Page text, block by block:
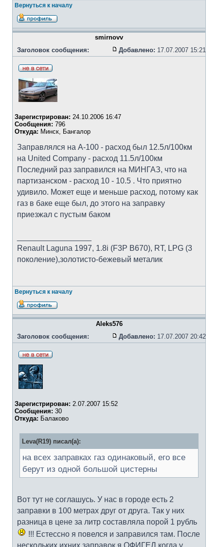
Вернуться к началу
smirnovv
Заголовок сообщения:
Добавлено: 17.07.2007 15:21
Зарегистрирован: 24.10.2006 16:47
Сообщения: 796
Откуда: Минск, Бангалор
Заправлялся на А-100 - расход был 12.5л/100км
на United Company - расход 11.5л/100км
Последний раз заправился на МИНГАЗ, что на
партизанском - расход 10 - 10.5 . Что приятно
удивило. Может еще и меньше расход, потому как
газ в баке еще был, до этого на заправку
приезжал с пустым баком
Renault Laguna 1997, 1.8i (F3P B670), RT, LPG (3
поколение),золотисто-бежевый металик
Вернуться к началу
Aleks576
Заголовок сообщения:
Добавлено: 17.07.2007 20:42
Зарегистрирован: 2.07.2007 15:52
Сообщения: 30
Откуда: Балаково
Leva(R19) писал(а):
на всех заправках газ одинаковый, его все
берут из одной большой цистерны
Вот тут не соглашусь. У нас в городе есть 2
заправки в 100 метрах друг от друга. Так у них
разница в цене за литр составляла порой 1 рубль
!!! Естессно я повелся и заправился там. После
нескольких ихних заправок я ОФИГЕЛ когда у